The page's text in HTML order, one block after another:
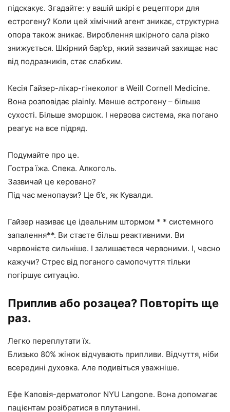
підскакує. Згадайте: у вашій шкірі є рецептори для
естрогену? Коли цей хімічний агент зникає, структурна
опора також зникає. Вироблення шкірного сала різко
знижується. Шкірний бар’єр, який зазвичай захищає нас
від подразників, стає слабким.
Кесія Гайзер-лікар-гінеколог в Weill Cornell Medicine.
Вона розповідає plainly. Менше естрогену – більше
сухості. Більше зморшок. І нервова система, яка погано
реагує на все підряд.
Подумайте про це.
Гостра їжа. Спека. Алкоголь.
Зазвичай це керовано?
Під час менопаузи? Це б’є, як Кувалди.
Гайзер називає це ідеальним штормом * * системного
запалення**. Ви стаєте більш реактивними. Ви
червонієте сильніше. І залишаєтеся червоними. І, чесно
кажучи? Стрес від поганого самопочуття тільки
погіршує ситуацію.
Приплив або розацеа? Повторіть ще
раз.
Легко переплутати їх.
Близько 80% жінок відчувають припливи. Відчуття, ніби
всередині духовка. Але подивіться уважніше.
Ефе Каповія-дерматолог NYU Langone. Вона допомагає
пацієнтам розібратися в плутанині.